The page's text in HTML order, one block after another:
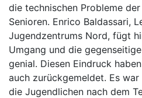
die technischen Probleme
Senioren. Enrico Baldassari,
Jugendzentrums Nord, fügt
Umgang und die
genial. Diesen Eindruck
auch zurückgemeldet. Es
die Jugendlichen nach dem